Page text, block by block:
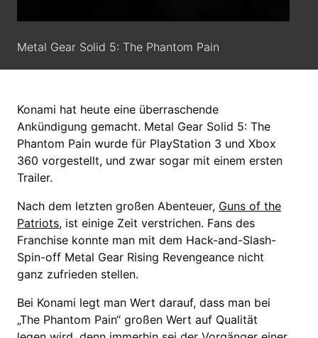
Metal Gear Solid 5: The Phantom Pain
Konami hat heute eine überraschende
Ankündigung gemacht. Metal Gear Solid 5: The
Phantom Pain wurde für PlayStation 3 und Xbox
360 vorgestellt, und zwar sogar mit einem ersten
Trailer.
Nach dem letzten großen Abenteuer, Guns of the
Patriots, ist einige Zeit verstrichen. Fans des
Franchise konnte man mit dem Hack-and-Slash-
Spin-off Metal Gear Rising Revengeance nicht
ganz zufrieden stellen.
Bei Konami legt man Wert darauf, dass man bei
„The Phantom Pain“ großen Wert auf Qualität